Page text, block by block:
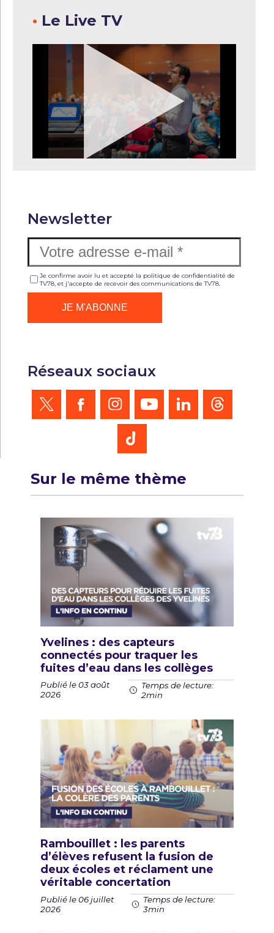
• Le Live TV
Newsletter
Je confirme avoir lu et accepté la politique de confidentialité de
TV78, et j'accepte de recevoir des communications de TV78.
Réseaux sociaux
Sur le même thème
Yvelines : des capteurs
connectés pour traquer les
fuites d’eau dans les collèges
Publié le 03 août
2026
Temps de lecture:
2min
Rambouillet : les parents
d’élèves refusent la fusion de
deux écoles et réclament une
véritable concertation
Publié le 06 juillet
2026
Temps de lecture:
3min